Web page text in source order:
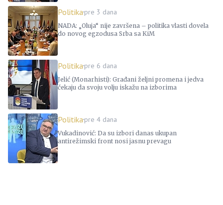
Politikapre 3 dana
NADA: „Oluja“ nije završena – politika vlasti dovela
do novog egzodusa Srba sa KiM
Politikapre 6 dana
Jelić (Monarhisti): Građani željni promena i jedva
čekaju da svoju volju iskažu na izborima
Politikapre 4 dana
Vukadinović: Da su izbori danas ukupan
antirežimski front nosi jasnu prevagu